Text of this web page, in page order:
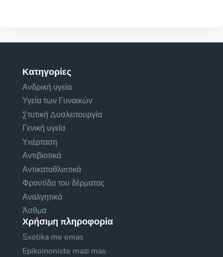
Κατηγορίες
Ανδρική υγεία
Υγεία των Γυναικών
Στυτική Δυσλειτουργία
Γενική υγεία
Υπέρταση
Αντιβιοτικά
Αντικαταθλιπτικά
Φροντίδα του δέρματος
Αναλγητικά
Άσθμα
Χρήσιμη πληροφορία
Sxetika me emas
Epikoinoniste mazi mas